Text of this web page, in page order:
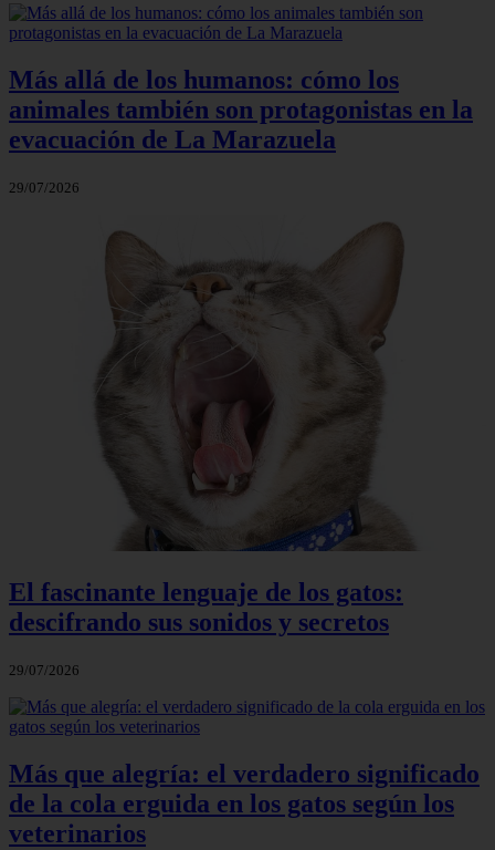
Más allá de los humanos: cómo los
animales también son protagonistas en la
evacuación de La Marazuela
29/07/2026
El fascinante lenguaje de los gatos:
descifrando sus sonidos y secretos
29/07/2026
Más que alegría: el verdadero significado
de la cola erguida en los gatos según los
veterinarios